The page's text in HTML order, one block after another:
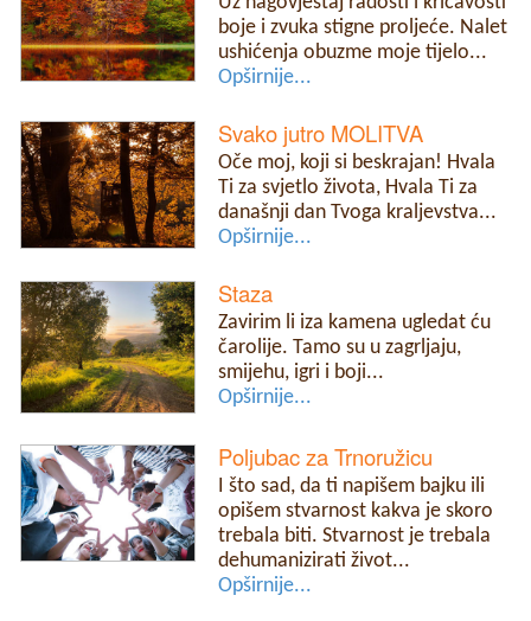
boje i zvuka stigne proljeće. Nalet
ushićenja obuzme moje tijelo...
Opširnije...
Svako jutro MOLITVA
Oče moj, koji si beskrajan! Hvala
Ti za svjetlo života, Hvala Ti za
današnji dan Tvoga kraljevstva...
Opširnije...
Staza
Zavirim li iza kamena ugledat ću
čarolije. Tamo su u zagrljaju,
smijehu, igri i boji...
Opširnije...
Poljubac za Trnoružicu
I što sad, da ti napišem bajku ili
opišem stvarnost kakva je skoro
trebala biti. Stvarnost je trebala
dehumanizirati život...
Opširnije...